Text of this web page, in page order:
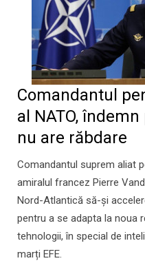
Comandantul
al NATO,
nu are răbdare
Comandantul suprem aliat
amiralul francez Pierre
Nord-Atlantică să-și
pentru a se adapta la noua
tehnologii, în special de
marți EFE.